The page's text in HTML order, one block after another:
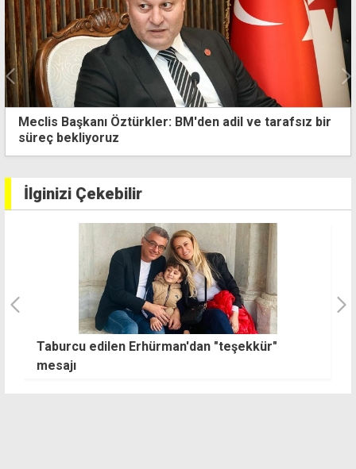
Meclis Başkanı Öztürkler: BM'den adil ve tarafsız bir
süreç bekliyoruz
İlginizi Çekebilir
DP'den 34'üncü Yıl Onur Gecesi: Baraj kaygımız
yok